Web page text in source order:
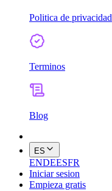
Politica de privacidad
Terminos
Blog
ES
ENDEESFR
Iniciar sesion
Empieza gratis